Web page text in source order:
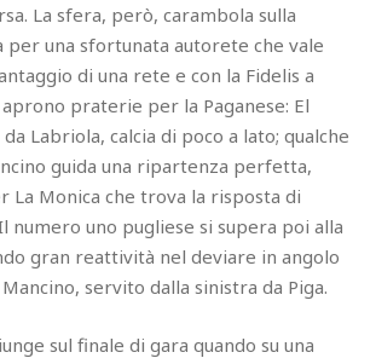
La sfera, però, carambola sulla
per una sfortunata autorete che vale
di una rete e con la Fidelis a
praterie per la Paganese: El
Labriola, calcia di poco a lato; qualche
guida una ripartenza perfetta,
La Monica che trova la risposta di
numero uno pugliese si supera poi alla
gran reattività nel deviare in angolo
servito dalla sinistra da Piga.
sul finale di gara quando su una